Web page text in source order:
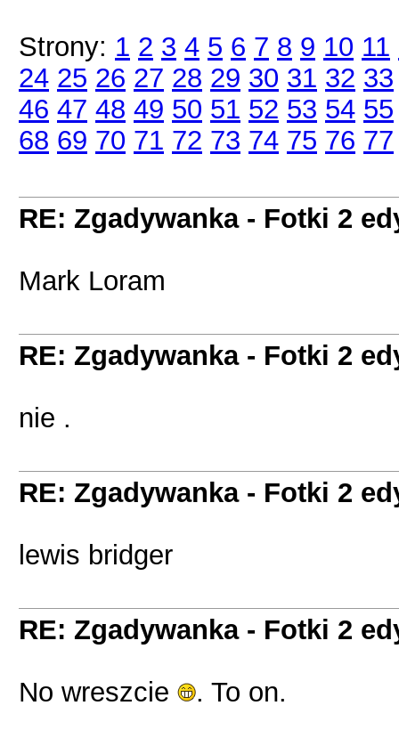
Strony: 1 2 3 4 5 6 7 8 9 10 11
24 25 26 27 28 29 30 31 32 33
46 47 48 49 50 51 52 53 54 55
68 69 70 71 72 73 74 75 76 77
RE: Zgadywanka - Fotki 2
Mark Loram
RE: Zgadywanka - Fotki 2
nie .
RE: Zgadywanka - Fotki 2
lewis bridger
RE: Zgadywanka - Fotki 2
No wreszcie . To on.